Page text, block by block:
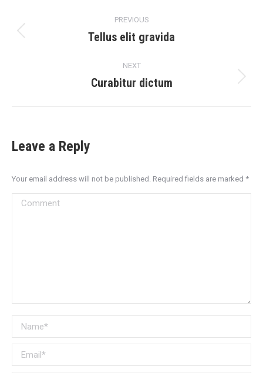
navigation
PREVIOUS
Previous
Tellus elit gravida
NEXT
Next
Curabitur dictum
Leave a Reply
Your email address will not be published. Required fields are marked *
Comment
Name *
Email *